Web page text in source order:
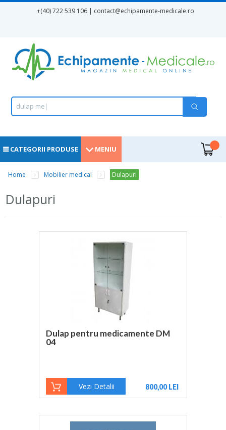
+(40) 722 539 106 | contact@echipamente-medicale.ro
Formular de căutare
Căutare
.dulap me d
MENIU
CATEGORII PRODUSE
Eşti aici
Home Mobilier medical Dulapuri
Dulapuri
Dulap pentru medicamente DM
04
Vezi Detalii 800,00 LEI